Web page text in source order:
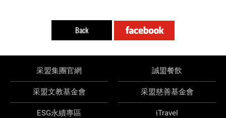
Back
采盟集團官網 誠盟餐飲
采盟文教基金會 采盟慈善基金會
ESG永續專區 iTravel